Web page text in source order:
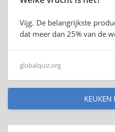
Vijg. De belangrijkste
dat meer dan 25% van de
globalquiz.org
KEUKEN